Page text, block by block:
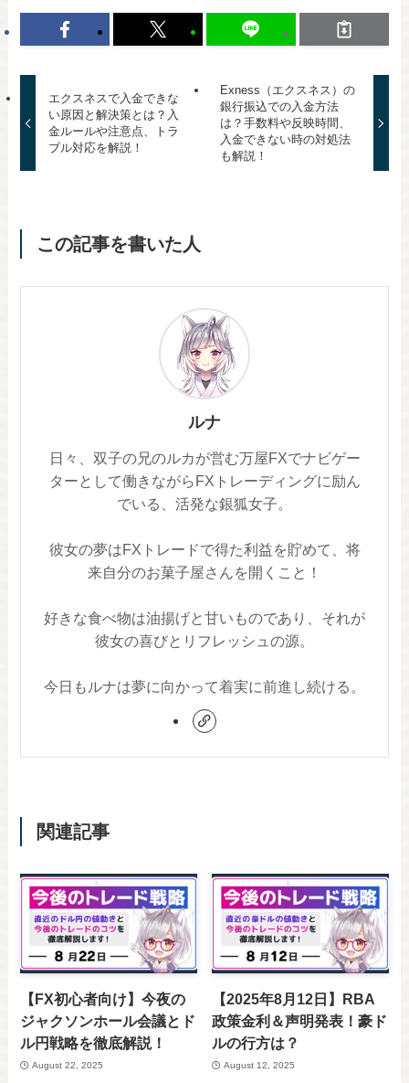
エクスネスで入金できな
い原因と解決策とは？入
金ルールや注意点、トラ
ブル対応を解説！
Exness（エクスネス）の
銀行振込での入金方法
は？手数料や反映時間、
入金できない時の対処法
も解説！
この記事を書いた人
ルナ
日々、双子の兄のルカが営む万屋FXでナビゲー
ターとして働きながらFXトレーディングに励ん
でいる、活発な銀狐女子。
彼女の夢はFXトレードで得た利益を貯めて、将
来自分のお菓子屋さんを開くこと！
好きな食べ物は油揚げと甘いものであり、それが
彼女の喜びとリフレッシュの源。
今日もルナは夢に向かって着実に前進し続ける。
関連記事
【FX初心者向け】今夜の
ジャクソンホール会議とド
ル円戦略を徹底解説！
August 22, 2025
【2025年8月12日】RBA
政策金利＆声明発表！豪ド
ルの行方は？
August 12, 2025